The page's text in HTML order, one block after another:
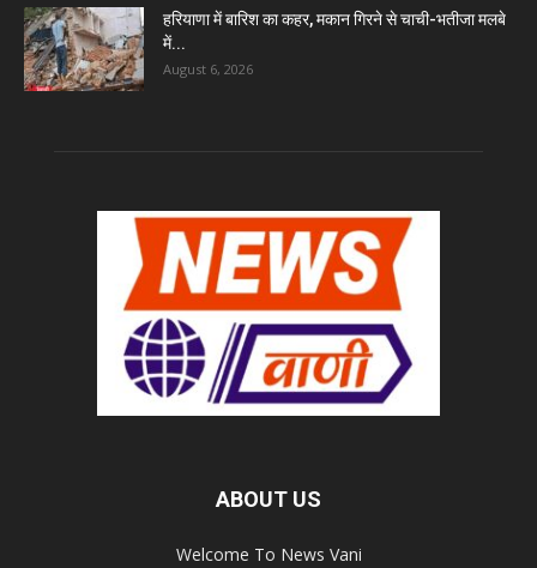
हरियाणा में बारिश का कहर, मकान गिरने से चाची-भतीजा मलबे
में...
August 6, 2026
ABOUT US
Welcome To News Vani